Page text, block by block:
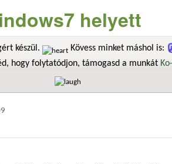
helyett
készül.
Kövess minket máshol is:
hogy folytatódjon, támogasd a munkát